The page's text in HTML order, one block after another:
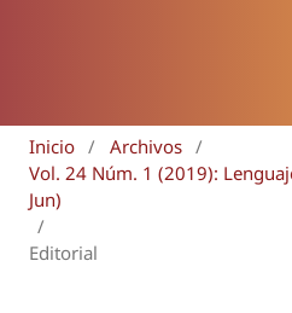
Inicio / Archivos /
Vol. 24 Núm. 1 (2019):
Jun)
/
Editorial